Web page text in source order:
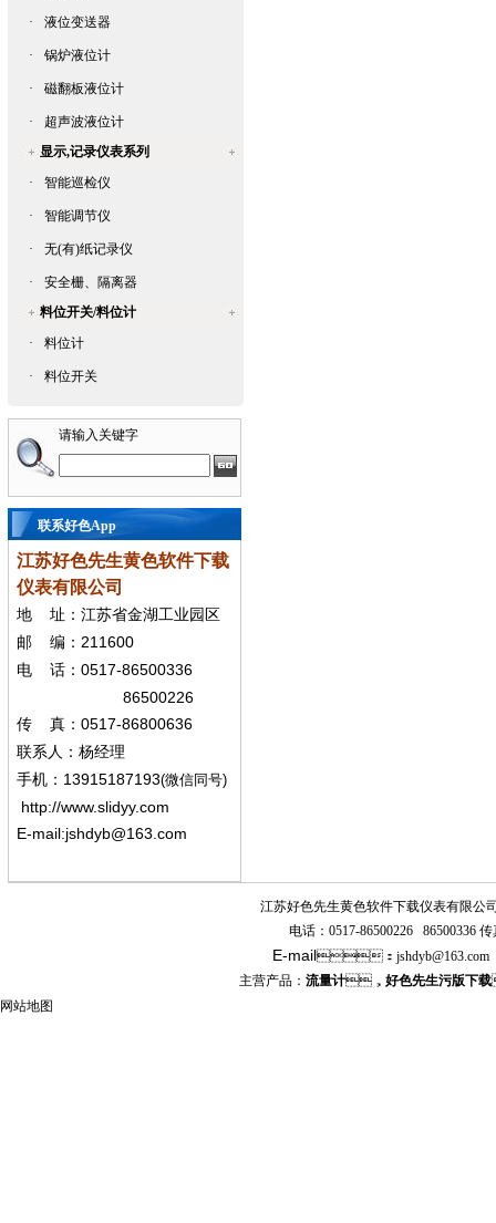
· 液位变送器
· 锅炉液位计
· 磁翻板液位计
·
超声波液位计
显示,记录仪表系列
·
智能巡检仪
· 智能调节仪
· 无(有)纸记录仪
·
安全栅、隔离器
料位开关/料位计
·
料位计
· 料位开关
请输入关键字
联系好色App
江苏好色先生黄色软件下载
仪表有限公司
地
址：江苏省金湖工业园区
邮
编： 211600
电 话： 0517-86500336
86500226
传 真： 0517-86800636
联系人：杨经理
手机 ： 13915187193(微信同号)
http://www.slidyy.com
E-mail:jshdyb@163.com
江苏好色先生黄色软件下载仪表有限公
电话： 0517-86500226 86500336 传
E-mail： jshdyb@163.com
主营产品： 流量计， 好色先生污版下载
网站地图